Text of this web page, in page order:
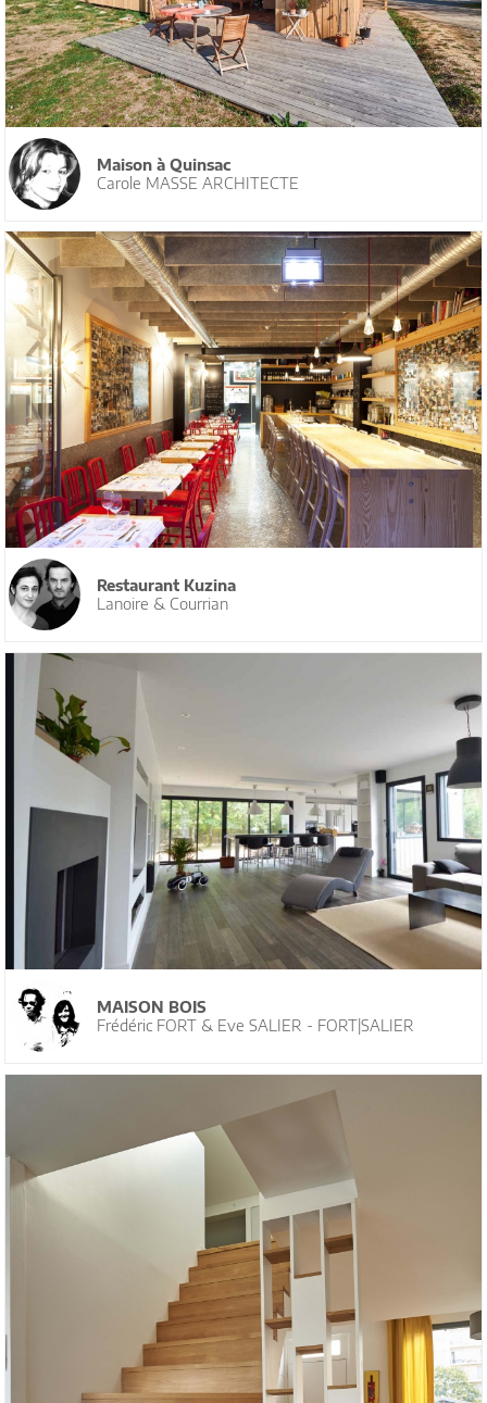
Maison à Quinsac
Carole MASSE ARCHITECTE
Restaurant Kuzina
Lanoire & Courrian
MAISON BOIS
Frédéric FORT & Eve SALIER - FORT|SALIER